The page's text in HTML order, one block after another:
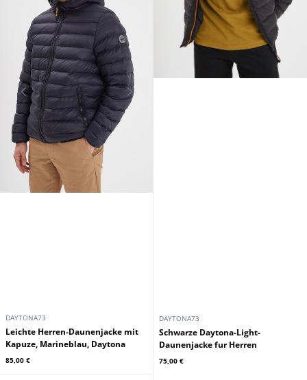
DAYTONA73
Leichte Herren-Daunenjacke mit
Kapuze, Marineblau, Daytona
85,00 €
DAYTONA73
Schwarze Daytona-Light-
Daunenjacke fur Herren
75,00 €